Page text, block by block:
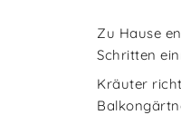
Zu Hause
Schritten
Kräuter